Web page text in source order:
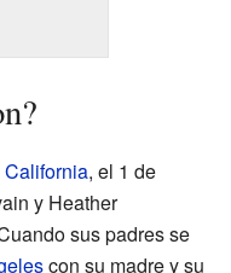
California, el 1 de
y Heather
sus padres se
con su madre y su